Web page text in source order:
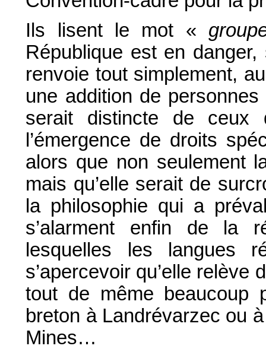
Ils lisent le mot «
République est en
renvoie tout simplement,
une addition de
serait distincte de ceux
l’émergence de droits
alors que non seulement
mais qu’elle serait de
la philosophie qui a
s’alarment enfin de la
lesquelles les langues
s’apercevoir qu’elle
tout de même beaucoup
breton à Landrévarzec ou
Mines…